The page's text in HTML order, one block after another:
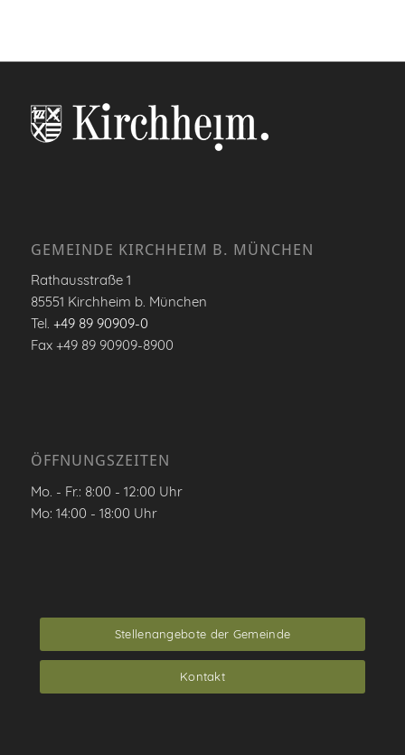
GEMEINDE KIRCHHEIM B. MÜNCHEN
Rathausstraße 1
85551 Kirchheim b. München
Tel. +49 89 90909-0
Fax +49 89 90909-8900
ÖFFNUNGSZEITEN
Mo. - Fr.: 8:00 - 12:00 Uhr
Mo: 14:00 - 18:00 Uhr
Stellenangebote der Gemeinde
Kontakt